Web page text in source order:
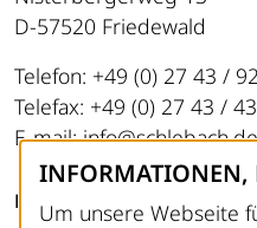
D-57520 Friedewald
Telefon: +49 (0) 27 43 /
Telefax: +49 (0) 27 43 /
E-mail: info@schlebach.de
RECHTLICHES
INFORMATIONEN,
Um unsere Webseite